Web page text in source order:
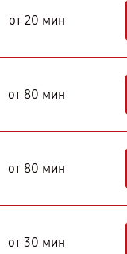
от 20 мин
от 80 мин
от 80 мин
от 30 мин